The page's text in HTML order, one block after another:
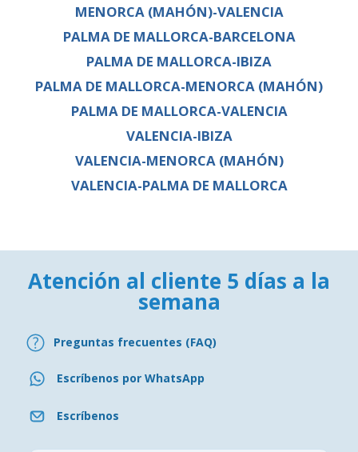
MENORCA (MAHÓN)-VALENCIA
PALMA DE MALLORCA-BARCELONA
PALMA DE MALLORCA-IBIZA
PALMA DE MALLORCA-MENORCA (MAHÓN)
PALMA DE MALLORCA-VALENCIA
VALENCIA-IBIZA
VALENCIA-MENORCA (MAHÓN)
VALENCIA-PALMA DE MALLORCA
Atención al cliente 5 días a la
semana
Preguntas frecuentes (FAQ)
Escríbenos por WhatsApp
Escríbenos